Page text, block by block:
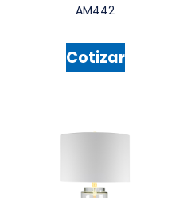
AM442
Cotizar